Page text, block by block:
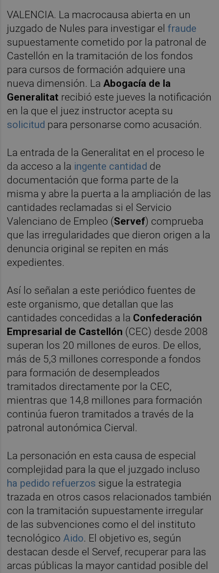
VALENCIA. La macrocausa abierta en un
juzgado de Nules para investigar elfraude
supuestamente cometido por la patronal de
Castellón en la tramitación de los fondos
para cursos de formación adquiere una
nueva dimensión. LaAbogacía de la
Generalitat recibió este jueves la notificación
en la que el juez instructor acepta su
solicitud para personarse como acusación.
La entrada de la Generalitat en el proceso le
da acceso a la ingente cantidad de
documentación que forma parte de la
misma y abre la puerta a la ampliación de las
cantidades reclamadas si el Servicio
Valenciano de Empleo (Servef) comprueba
que las irregularidades que dieron origen a la
denuncia original se repiten en más
expedientes.
Así lo señalan a este periódico fuentes de
este organismo, que detallan que las
cantidades concedidas a la Confederación
Empresarial de Castellón (CEC) desde 2008
superan los 20 millones de euros. De ellos,
más de 5,3 millones corresponde a fondos
para formación de desempleados
tramitados directamente por la CEC,
mientras que 14,8 millones para formación
continúa fueron tramitados a través de la
patronal autonómica Cierval.
La personación en esta causa de especial
complejidad para la que el juzgado incluso
ha pedido refuerzos sigue la estrategia
trazada en otros casos relacionados también
con la tramitación supuestamente irregular
de las subvenciones como el del instituto
tecnológico Aido. El objetivo es, según
destacan desde el Servef, recuperar para las
arcas públicas la mayor cantidad posible del